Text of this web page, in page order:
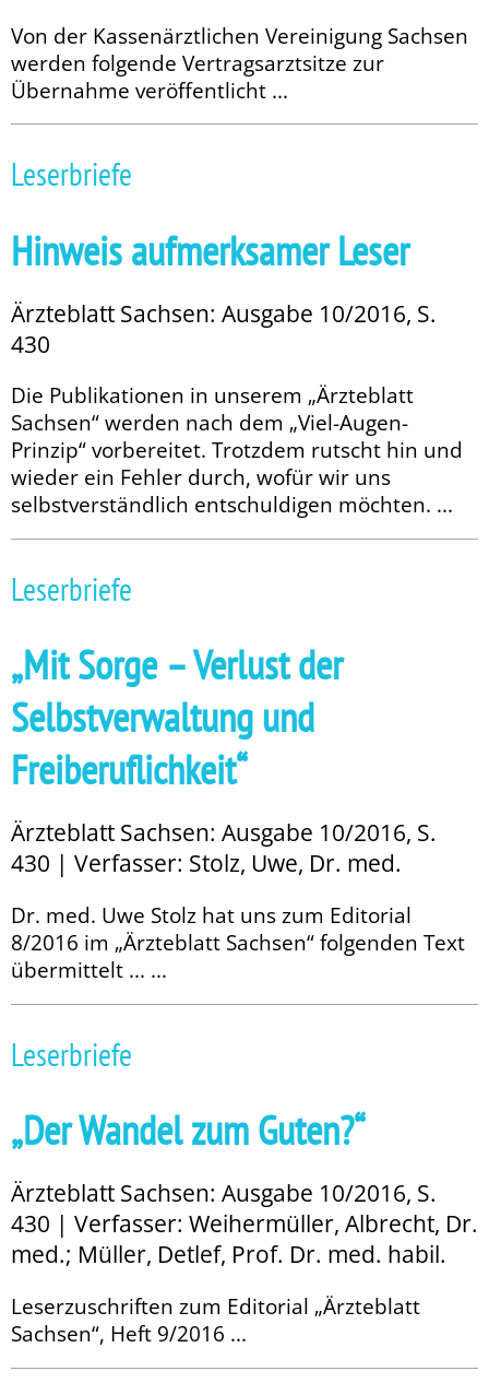
Von der Kassenärztlichen Vereinigung Sachsen
werden folgende Vertragsarztsitze zur
Übernahme veröffentlicht ...
Leserbriefe
Hinweis aufmerksamer Leser
Ärzteblatt Sachsen: Ausgabe 10/2016, S.
430
Die Publikationen in unserem „Ärzteblatt
Sachsen“ werden nach dem „Viel-Augen-
Prinzip“ vorbereitet. Trotz­dem rutscht hin und
wieder ein Fehler durch, wofür wir uns
selbstverständlich entschuldigen möchten. ...
Leserbriefe
„Mit Sorge – Verlust der
Selbstverwaltung und
Freiberuflichkeit“
Ärzteblatt Sachsen: Ausgabe 10/2016, S.
430 | Verfasser: Stolz, Uwe, Dr. med.
Dr. med. Uwe Stolz hat uns zum Editorial
8/2016 im „Ärzteblatt Sachsen“ folgenden Text
übermittelt ... ...
Leserbriefe
„Der Wandel zum Guten?“
Ärzteblatt Sachsen: Ausgabe 10/2016, S.
430 | Verfasser: Weihermüller, Albrecht, Dr.
med.; Müller, Detlef, Prof. Dr. med. habil.
Leserzuschriften zum Editorial „Ärzteblatt
Sachsen“, Heft 9/2016 ...